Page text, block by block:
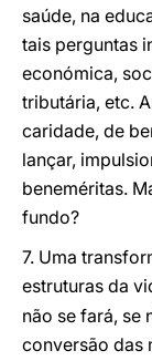
saúde, na
tais perguntas
económica,
tributária, etc.
caridade, de
lançar,
beneméritas.
fundo?
7. Uma
estruturas da
não se fará, se
conversão das